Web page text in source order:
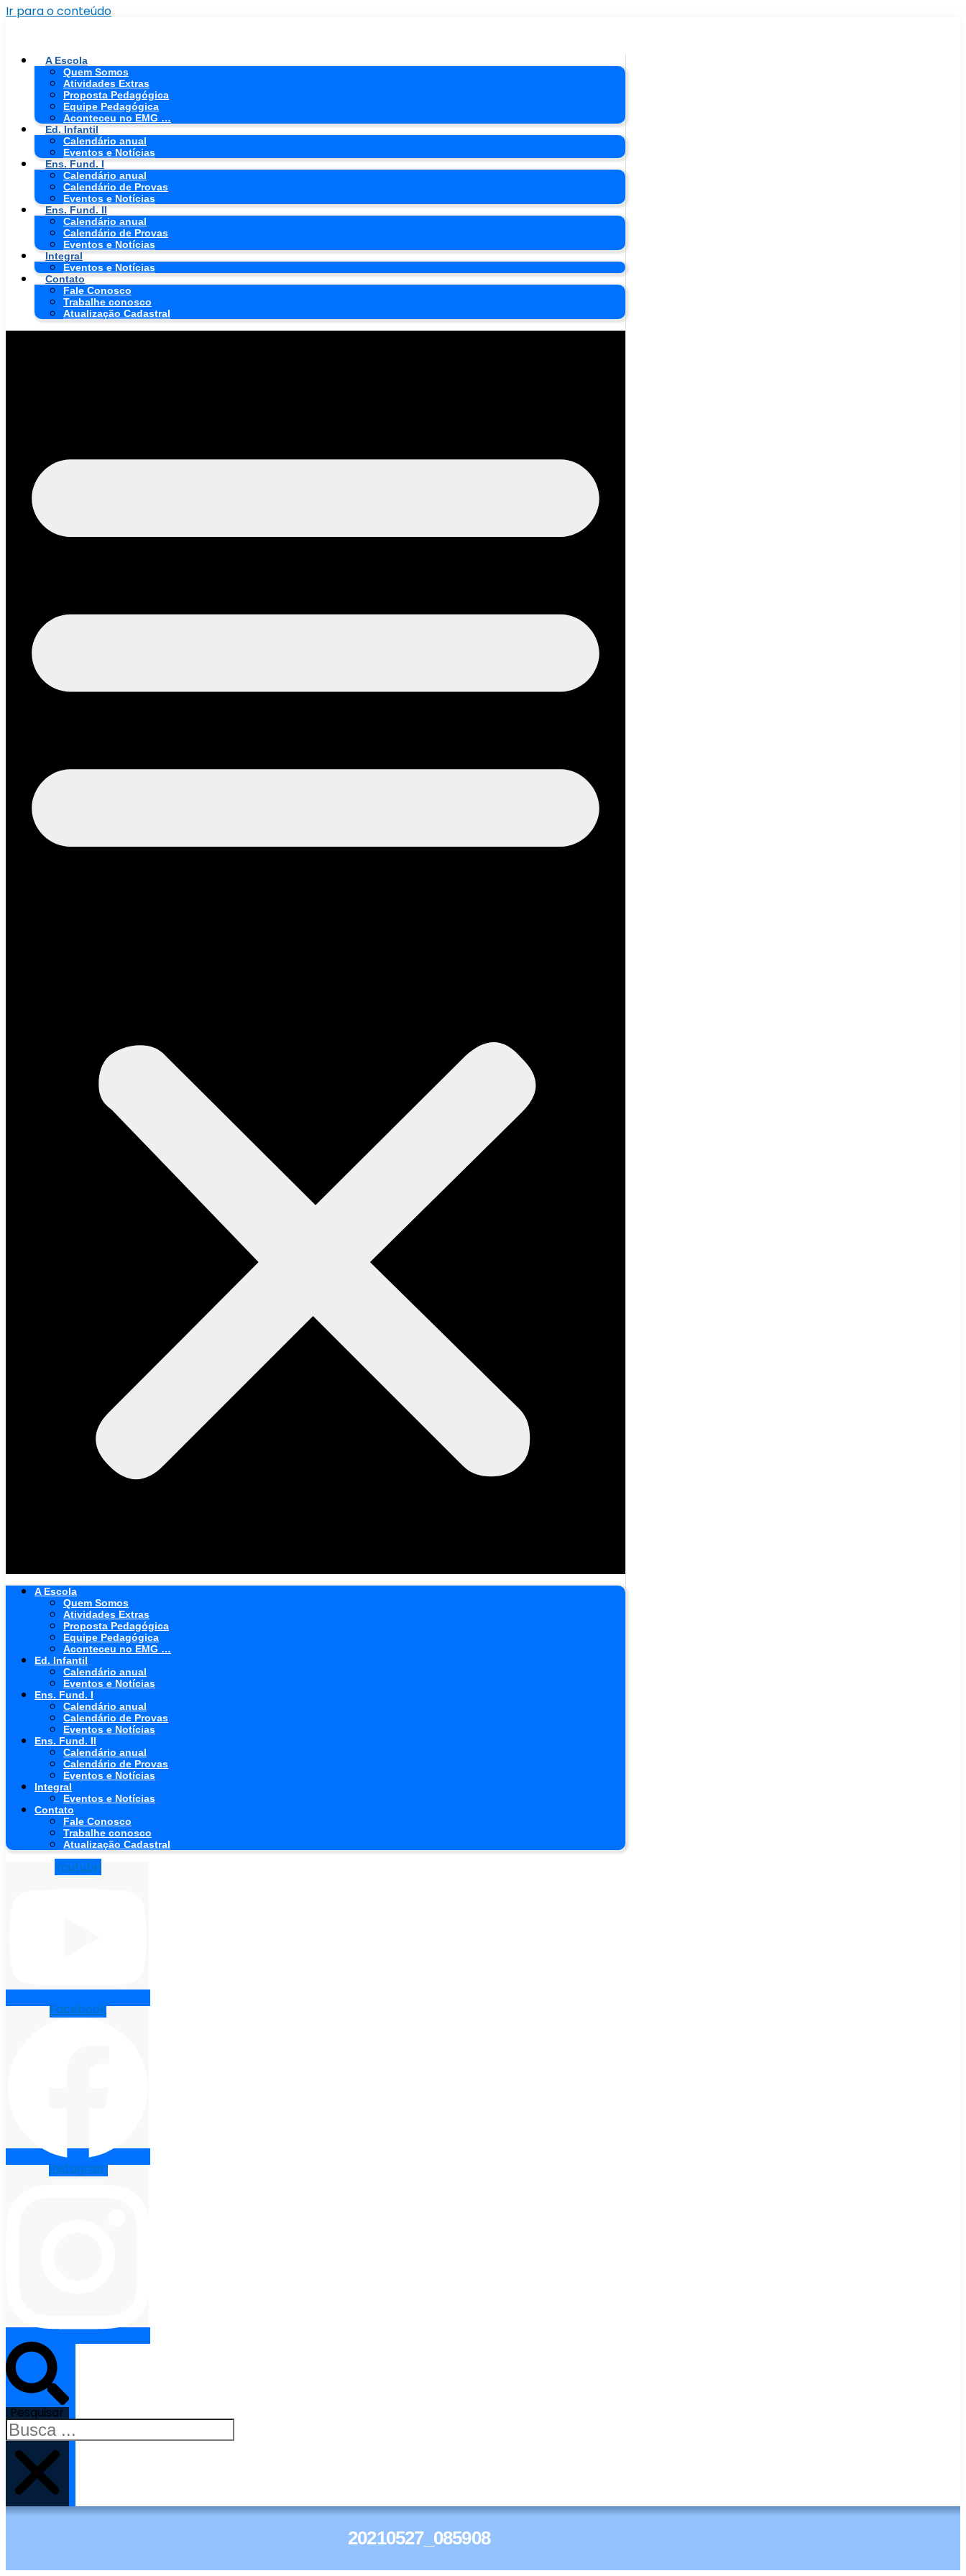
Ir para o conteúdo
A Escola
Quem Somos
Atividades Extras
Proposta Pedagógica
Equipe Pedagógica
Aconteceu no EMG …
Ed. Infantil
Calendário anual
Eventos e Notícias
Ens. Fund. I
Calendário anual
Calendário de Provas
Eventos e Notícias
Ens. Fund. II
Calendário anual
Calendário de Provas
Eventos e Notícias
Integral
Eventos e Notícias
Contato
Fale Conosco
Trabalhe conosco
Atualização Cadastral
A Escola
Quem Somos
Atividades Extras
Proposta Pedagógica
Equipe Pedagógica
Aconteceu no EMG …
Ed. Infantil
Calendário anual
Eventos e Notícias
Ens. Fund. I
Calendário anual
Calendário de Provas
Eventos e Notícias
Ens. Fund. II
Calendário anual
Calendário de Provas
Eventos e Notícias
Integral
Eventos e Notícias
Contato
Fale Conosco
Trabalhe conosco
Atualização Cadastral
Youtube
Facebook
Instagram
Pesquisar
20210527_085908